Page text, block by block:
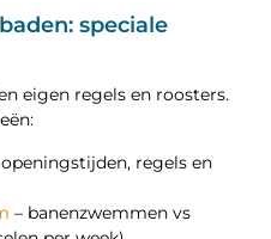
speciale
eigen regels en roosters.
openingstijden, regels en
– banenzwemmen vs